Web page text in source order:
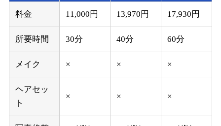
料金 11,000円 13,970円 17,930円
所要時間 30分 40分 60分
メイク × × ×
ヘアセッ
ト
× × ×